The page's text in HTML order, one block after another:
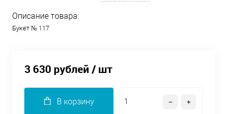
Описание товара:
Букет № 117
3 630 рублей / шт
В корзину